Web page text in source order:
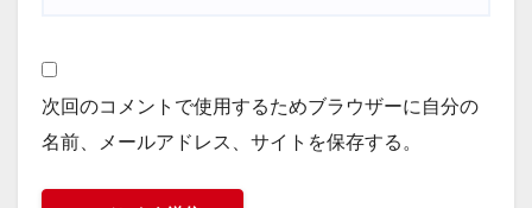
次回のコメントで使用するためブラウザーに自分の
名前、メールアドレス、サイトを保存する。